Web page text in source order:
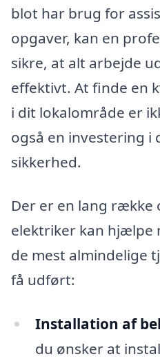
blot har brug for
opgaver, kan en
sikre, at alt arbejde
effektivt. At finde en
i dit lokalområde er
også en investering i
sikkerhed.
Der er en lang række
elektriker kan hjælpe
de mest almindelige
få udført:
Installation af
du ønsker at